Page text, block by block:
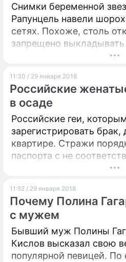
Снимки беременной
Рапунцель навели
сетях. Похоже, столь
запрещено
11:30 / 29 января 2018
Российские
в осаде
Российские геи,
зарегистрировать
квартире. Стражи
паспорта с не
законам записью, но
11:52 / 29 января 2018
Почему Полина
с мужем
Бывший муж Полины
Кислов высказал свою
популярной певицей. По